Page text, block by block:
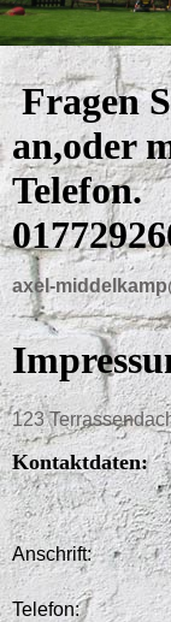
Fragen
an,oder
Telefon.
axel-
123
Kontaktdaten:
Anschrift:
Telefon: